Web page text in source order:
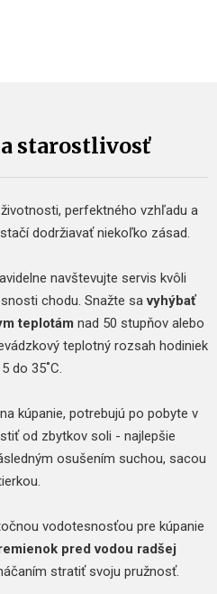
starostlivosť
perfektného vzhľadu a
dodržiavať niekoľko zásad.
navštevujte servis kvôli
chodu. Snažte savyhýbať
teplotám nad 50 stupňov alebo
teplotný rozsah hodiniek
do 35˚C.
kúpanie, potrebujú po pobyte v
od zbytkov soli - najlepšie
osušením suchou, sacou
vodotesnosťou pre kúpanie
pred vodou radšej
stratiť svoju pružnosť.